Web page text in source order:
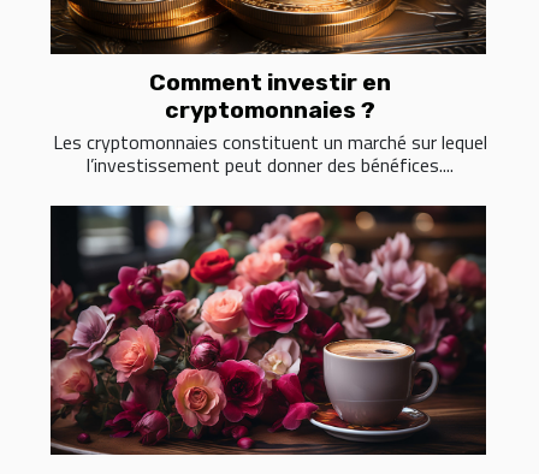
Comment investir en
cryptomonnaies ?
Les cryptomonnaies constituent un marché sur lequel
l’investissement peut donner des bénéfices....